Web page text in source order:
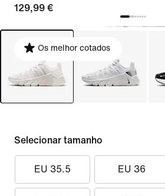
129,99 €
Os melhor cotados
Selecionar tamanho
EU 35.5 EU 36